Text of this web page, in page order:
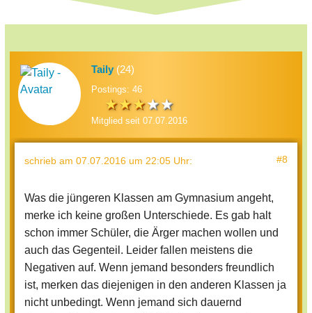
Taily(24)
Postings: 46
Mitglied seit 07.07.2016
schrieb am 07.07.2016 um 22:05 Uhr: #8
Was die jüngeren Klassen am Gymnasium angeht,
merke ich keine großen Unterschiede. Es gab halt
schon immer Schüler, die Ärger machen wollen und
auch das Gegenteil. Leider fallen meistens die
Negativen auf. Wenn jemand besonders freundlich
ist, merken das diejenigen in den anderen Klassen ja
nicht unbedingt. Wenn jemand sich dauernd